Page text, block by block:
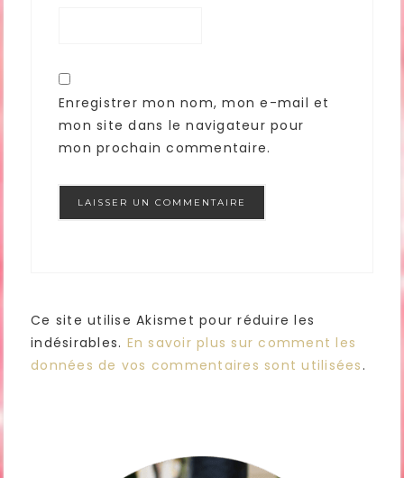
Enregistrer mon nom, mon e-mail et
mon site dans le navigateur pour
mon prochain commentaire.
Ce site utilise Akismet pour réduire les
indésirables. En savoir plus sur comment les
données de vos commentaires sont utilisées .